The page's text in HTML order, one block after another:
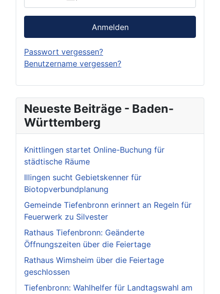
Anmelden
Passwort vergessen?
Benutzername vergessen?
Neueste Beiträge - Baden-
Württemberg
Knittlingen startet Online-Buchung für
städtische Räume
Illingen sucht Gebietskenner für
Biotopverbundplanung
Gemeinde Tiefenbronn erinnert an Regeln für
Feuerwerk zu Silvester
Rathaus Tiefenbronn: Geänderte
Öffnungszeiten über die Feiertage
Rathaus Wimsheim über die Feiertage
geschlossen
Tiefenbronn: Wahlhelfer für Landtagswahl am